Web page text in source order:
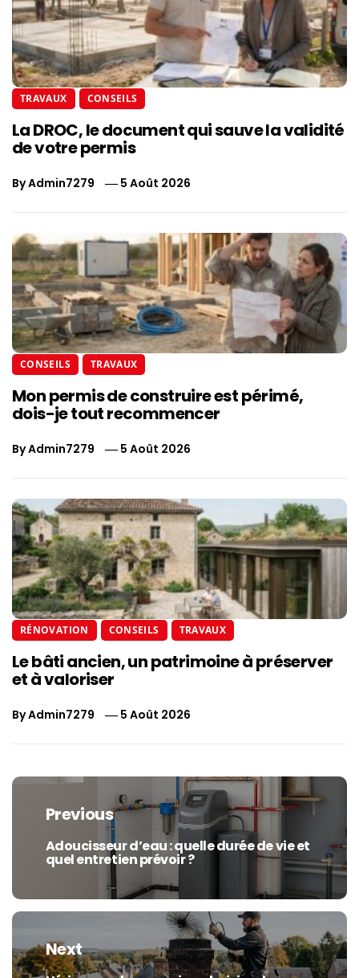
TRAVAUX CONSEILS
La DROC, le document qui sauve la validité
de votre permis
ByAdmin7279 5 Août 2026
CONSEILS TRAVAUX
Mon permis de construire est périmé,
dois-je tout recommencer
ByAdmin7279 5 Août 2026
RÉNOVATION CONSEILS TRAVAUX
Le bâti ancien, un patrimoine à préserver
et à valoriser
ByAdmin7279 5 Août 2026
Navigation
l’article
Previous
Previous
post:
Adoucisseur d’eau : quelle durée de vie et
quel entretien prévoir ?
Next